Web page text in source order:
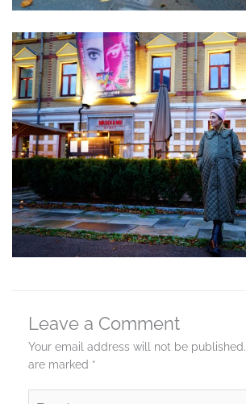
Leave a Comment
Your email address will not be published.
are marked *